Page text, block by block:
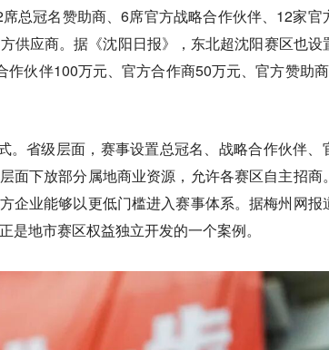
总冠名赞助商、6席官方战略合作伙伴、12家官
供应商。据《沈阳日报》，东北超沈阳赛区也设
伙伴100万元、官方合作商50万元、官方赞助
。省级层面，赛事设置总冠名、战略合作伙伴、
面下放部分属地商业资源，允许各赛区自主招商
企业能够以更低门槛进入赛事体系。据梅州网报
地市赛区权益独立开发的一个案例。